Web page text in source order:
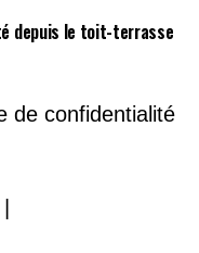
depuis le toit-terrasse
de confidentialité